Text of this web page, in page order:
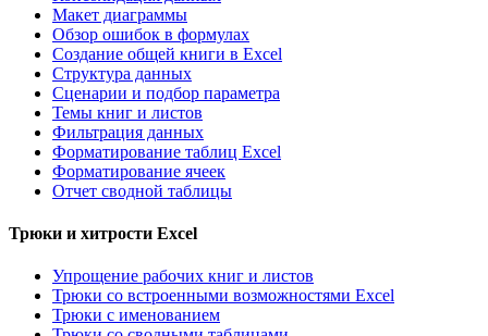
Макет диаграммы
Обзор ошибок в формулах
Создание общей книги в Excel
Структура данных
Сценарии и подбор параметра
Темы книг и листов
Фильтрация данных
Форматирование таблиц Excel
Форматирование ячеек
Отчет сводной таблицы
Трюки и хитрости Excel
Упрощение рабочих книг и листов
Трюки со встроенными возможностями Excel
Трюки с именованием